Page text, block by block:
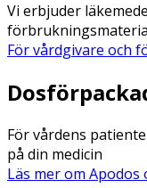
Vi erbjuder
För vårdgivare och
För vårdens
på din medicin
Läs mer om Apodos